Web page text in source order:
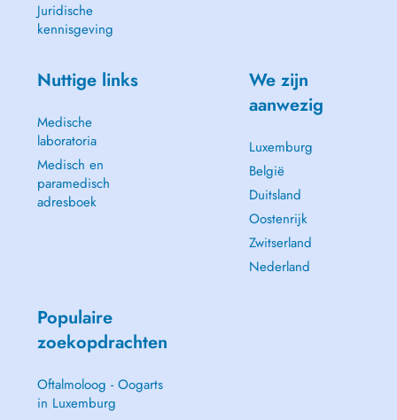
Juridische
kennisgeving
Nuttige links
Medische
laboratoria
Medisch en
paramedisch
adresboek
We zijn
aanwezig
Luxemburg
België
Duitsland
Oostenrijk
Zwitserland
Nederland
Populaire
zoekopdrachten
Oftalmoloog - Oogarts
in Luxemburg